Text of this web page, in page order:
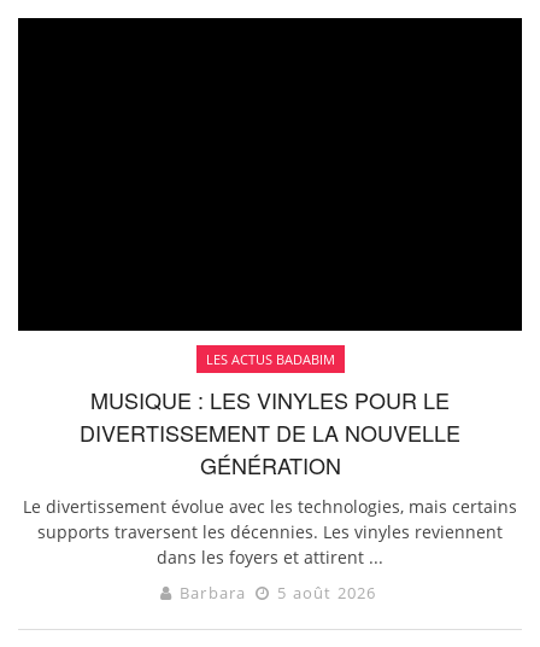
LES ACTUS BADABIM
MUSIQUE : LES VINYLES POUR LE
DIVERTISSEMENT DE LA NOUVELLE
GÉNÉRATION
Le divertissement évolue avec les technologies, mais certains
supports traversent les décennies. Les vinyles reviennent
dans les foyers et attirent ...
Barbara 5 août 2026